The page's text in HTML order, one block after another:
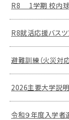
R8 1学期 校内球
R8就活応援バス
避難訓練（火災対応
2026主要大学説明
令和９年度入学者